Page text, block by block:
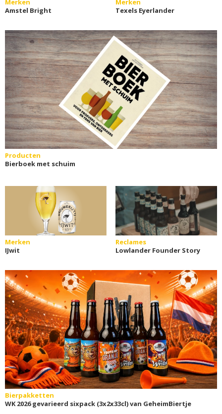
Amstel Bright
Texels Eyerlander
Producten
Bierboek met schuim
Merken
IJwit
Reclames
Lowlander Founder Story
Bierpakketten
WK 2026 gevarieerd sixpack (3x2x33cl) van GeheimBiertje